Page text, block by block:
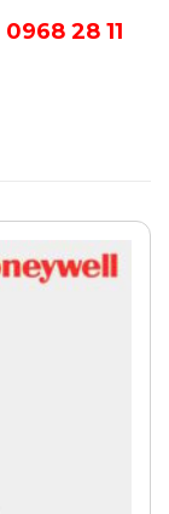
0968 28 11